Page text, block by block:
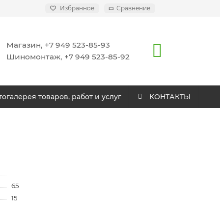
Избранное Сравнение
Магазин, +7 949 523-85-93
Шиномонтаж, +7 949 523-85-92
товаров, работ и услуг КОНТАКТЫ
65
15